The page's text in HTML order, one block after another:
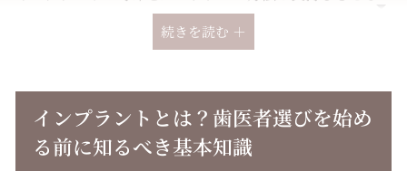
よくある質問
続きを読む ＋
インプラントとは？歯医者選びを始め
る前に知るべき基本知識